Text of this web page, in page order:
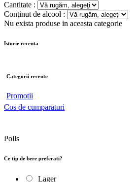
Cantitate :
Conţinut de alcool :
Nu exista produse in aceasta categorie
Istorie recenta
Categorii recente
Promotii
Cos de cumparaturi
Polls
Ce tip de bere preferati?
Lager